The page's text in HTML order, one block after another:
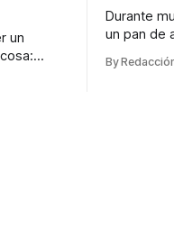
un
Durante
un pan de
platillos
By